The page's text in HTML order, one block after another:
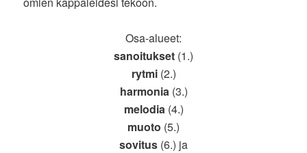
Osa-alueet:
sanoitukset (1.)
rytmi(2.)
harmonia(3.)
melodia(4.)
muoto (5.)
sovitus (6.) ja